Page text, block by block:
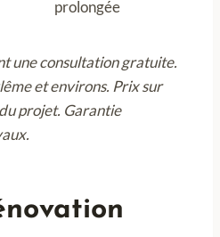
prolongée
une consultation gratuite.
et environs. Prix sur
projet. Garantie